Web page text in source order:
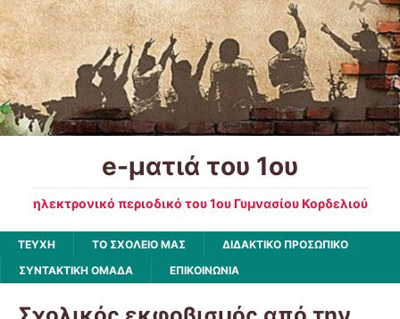
e-ματιά του 1ου
ηλεκτρονικό περιοδικό του 1ου Γυμνασίου Κορδελιού
ΤΕΥΧΗ ΤΟ ΣΧΟΛΕΙΟ ΜΑΣ
ΔΙΔΑΚΤΙΚΟ ΠΡΟΣΩΠΙΚΟ
ΣΥΝΤΑΚΤΙΚΗ ΟΜΑΔΑ
ΕΠΙΚΟΙΝΩΝΙΑ